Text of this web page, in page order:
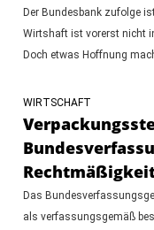
Der Bundesbank zufolge
Wirtshaft ist vorerst nicht
Doch etwas Hoffnung
WIRTSCHAFT
Das
als verfassungsgemäß